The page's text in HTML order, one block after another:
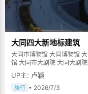
大同四大新地标建筑
大同市博物馆 大同博物馆 大同市美术馆 大同美术馆 大同市图书馆 大同图书
馆 大同市大剧院 大同大剧院
UP主: 卢颖
旅行 • 2026/7/3